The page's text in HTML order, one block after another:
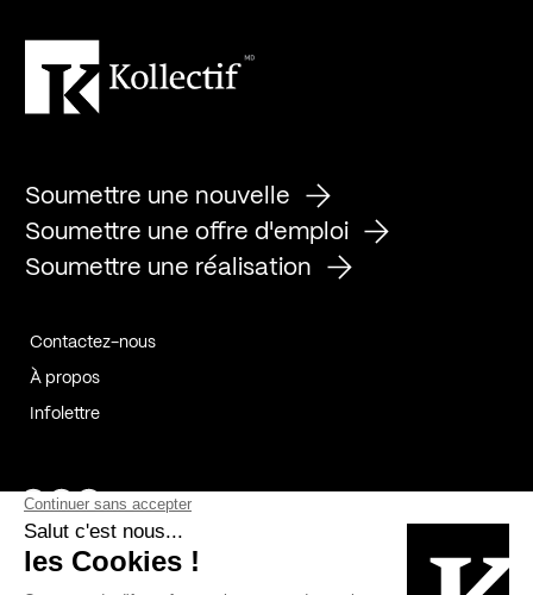
Soumettre une nouvelle
Soumettre une offre d'emploi
Soumettre une réalisation
Contactez-nous
À propos
Infolettre
Page Facebook de Kollectif
Page Instagram de Kollectif
Page Linkedin de Kollectif